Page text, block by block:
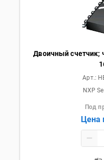
Двоичный счетчик;
Арт.:
NXP
Под
Цена